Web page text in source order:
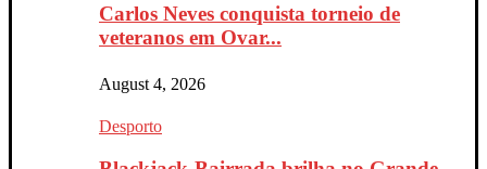
Carlos Neves conquista torneio de
veteranos em Ovar...
August 4, 2026
Desporto